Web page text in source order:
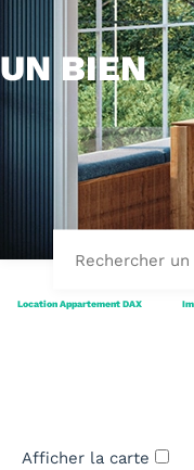
UN BIEN
Rechercher un
Location Appartement DAX
Afficher la carte